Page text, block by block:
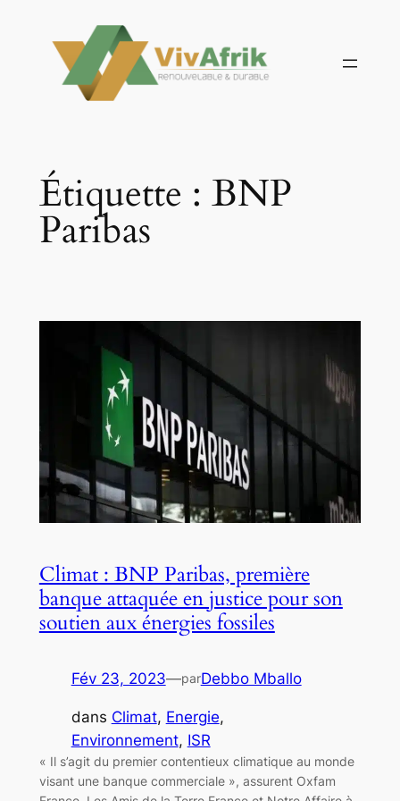
contenu
Étiquette : BNP
Paribas
Climat : BNP Paribas, première
banque attaquée en justice pour son
soutien aux énergies fossiles
Fév 23, 2023—parDebbo Mballo
dans Climat, Energie
Environnement, ISR
« Il s’agit du premier contentieux climatique au monde
visant une banque commerciale », assurent Oxfam